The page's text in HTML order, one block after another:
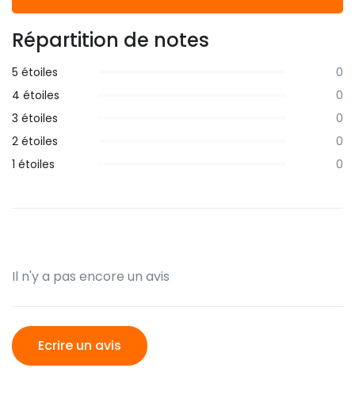
Répartition de notes
5 étoiles
0
4 étoiles
0
3 étoiles
0
2 étoiles
0
1 étoiles
0
Il n'y a pas encore un avis
Ecrire un avis